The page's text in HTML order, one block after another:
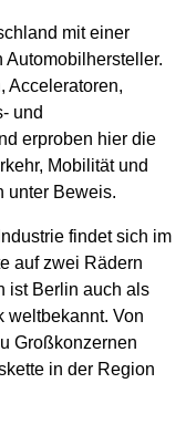
mit einer
Automobilhersteller.
Acceleratoren,
und
erproben hier die
Mobilität und
unter Beweis.
findet sich im
auf zwei Rädern
ist Berlin auch als
weltbekannt. Von
Großkonzernen
in der Region